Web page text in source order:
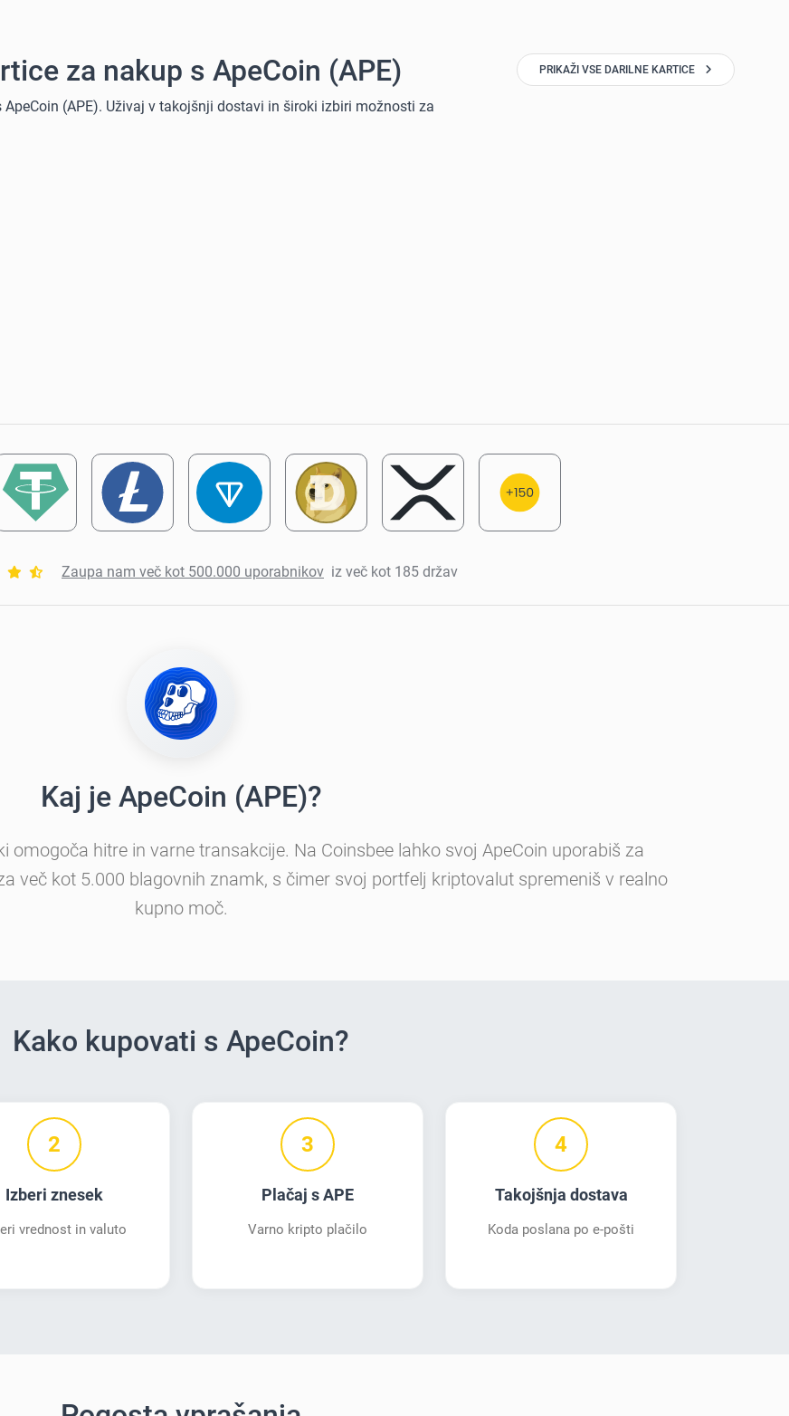
za nakup s ApeCoin (APE)
(APE). Uživaj v takojšnji dostavi in široki izbiri možnosti za
PRIKAŽI VSE DARILNE KARTICE
Zaupa nam več kot 500.000 uporabnikov iz več kot 185 držav
Kaj je ApeCoin (APE)?
omogoča hitre in varne transakcije. Na Coinsbee lahko svoj ApeCoin uporabiš za
več kot 5.000 blagovnih znamk, s čimer svoj portfelj kriptovalut spremeniš v realno
kupno moč.
Kako kupovati s ApeCoin?
2
Izberi znesek
vrednost in valuto
3
Plačaj s APE
Varno kripto plačilo
4
Takojšnja dostava
Koda poslana po e-pošti